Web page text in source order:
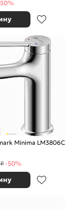
Minima LM3806C
-50%